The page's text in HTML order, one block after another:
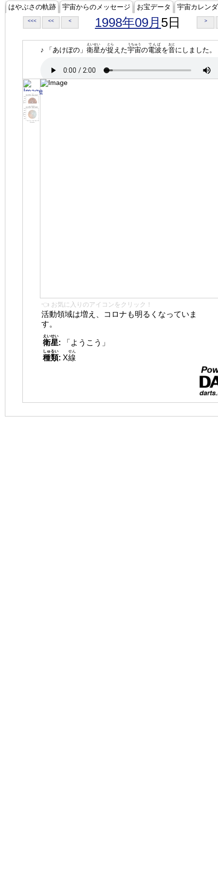
はやぶさの軌跡 宇宙からのメッセージ お宝データ 宇宙カレン
<<< << < 1998年09月 5日 >
♪ 「あけぼの」 衛星
えいせい
が捉
とら
えた宇宙
うちゅう
の電波
でんぱ
を音
おと
にしました。
👈 お気に入りのアイコンをクリック！
活動領域は増え、コロナも明るくなっていま
す。
衛星
えいせい
:
「ようこう」
種類
しゅるい
: X線
せん